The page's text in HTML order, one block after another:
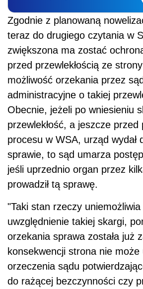
Zgodnie z planowaną
teraz do drugiego czytania w
zwiększona ma zostać
przed przewlekłością ze
możliwość orzekania przez
administracyjne o takiej
Obecnie, jeżeli po wniesieniu
przewlekłość, a jeszcze przed
procesu w WSA, urząd wydał
sprawie, to sąd umarza
jeśli uprzednio organ przez
prowadził tą sprawę.
"Taki stan rzeczy
uwzględnienie takiej skargi,
orzekania sprawa została już
konsekwencji strona nie może
orzeczenia sądu
do rażącej bezczynności czy